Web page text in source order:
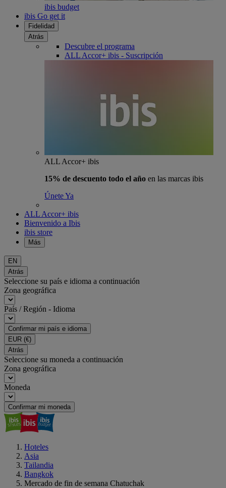
ibis budget
ibis Go get it
Fidelidad
Atrás
Descubre el programa
ALL Accor+ ibis - Suscripción
ALL Accor+ ibis
15% de descuento todo el año en las marcas ibis
Únete Ya
ALL Accor+ ibis
Bienvenido a Ibis
ibis store
Más
EN
Atrás
Seleccione su país e idioma a continuación
Zona geográfica
País / Región - Idioma
Confirmar mi país e idioma
EUR (€)
Atrás
Seleccione su moneda a continuación
Zona geográfica
Moneda
Confirmar mi moneda
Hoteles
Asia
Tailandia
Bangkok
Mercado de fin de semana Chatuchak